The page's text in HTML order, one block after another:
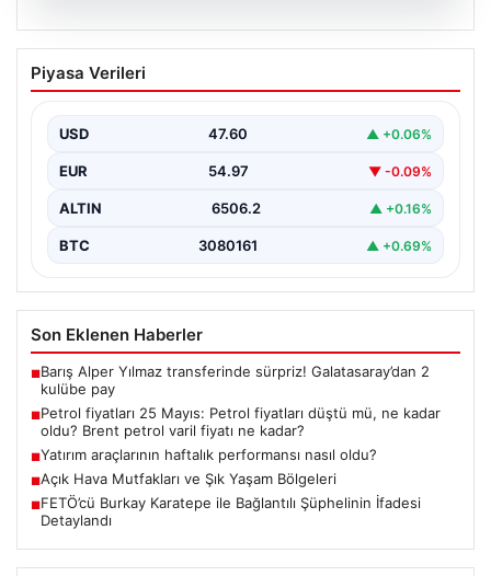
05.08.2026
Petrol fiyatları 25 Mayıs: Petrol fiyatları
düştü mü, ne kadar oldu? Brent petrol
Piyasa Verileri
USD 47.60 ▲ +0.06%
EUR 54.97 ▼ -0.09%
ALTIN 6506.2 ▲ +0.16%
BTC 3080161 ▲ +0.69%
Son Eklenen Haberler
■Barış Alper Yılmaz transferinde sürpriz! Galatasaray’dan 2
kulübe pay
■Petrol fiyatları 25 Mayıs: Petrol fiyatları düştü mü, ne kadar
oldu? Brent petrol varil fiyatı ne kadar?
■Yatırım araçlarının haftalık performansı nasıl oldu?
■Açık Hava Mutfakları ve Şık Yaşam Bölgeleri
■FETÖ’cü Burkay Karatepe ile Bağlantılı Şüphelinin İfadesi
Detaylandı